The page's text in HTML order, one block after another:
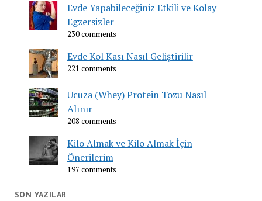
Evde Yapabileceğiniz Etkili ve Kolay
Egzersizler
230 comments
Evde Kol Kası Nasıl Geliştirilir
221 comments
Ucuza (Whey) Protein Tozu Nasıl
Alınır
208 comments
Kilo Almak ve Kilo Almak İçin
Önerilerim
197 comments
SON YAZILAR